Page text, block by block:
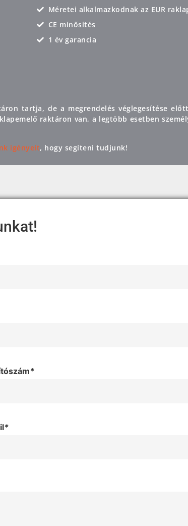
Méretei alkalmazkodnak az EUR
CE minősítés
1 év garancia
tartja, de a megrendelés véglegesítése
raktáron van, a legtöbb esetben
igényeit, hogy segíteni tudjunk!
*
*